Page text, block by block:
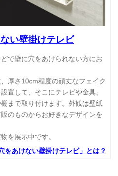
い壁掛けテレビ
で壁に穴をあけられない方にお
厚さ10cm程度の頑丈なフェイク
置して、そこにテレビや金具、
まで取り付けます。外観は壁紙
のものからお好きなデザインを
を展示中です。
をあけない壁掛けテレビ」とは？